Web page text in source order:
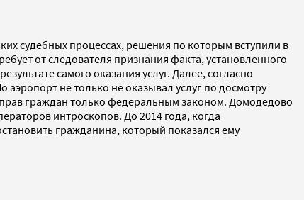
судебных процессах, решения по которым вступили в
от следователя признания факта, установленного
самого оказания услуг. Далее, согласно
не только не оказывал услуг по досмотру
прав граждан только федеральным законом. Домодедово
интроскопов. До 2014 года, когда
гражданина, который показался ему